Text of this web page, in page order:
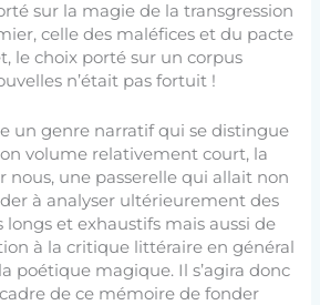
sur la magie de la transgression
celle des maléfices et du pacte
le choix porté sur un corpus
n’était pas fortuit !
un genre narratif qui se distingue
volume relativement court, la
nous, une passerelle qui allait non
à analyser ultérieurement des
longs et exhaustifs mais aussi de
à la critique littéraire en général
poétique magique. Il s’agira donc
de ce mémoire de fonder